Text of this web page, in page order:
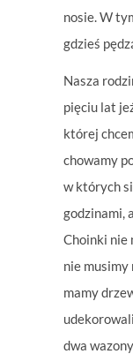
nosie. W
gdzieś
Nasza
pięciu lat
której
chowamy
w których
godzinami,
Choinki nie
nie musimy
mamy
dwa